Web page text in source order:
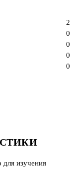
изучения
0
0
0
0
2